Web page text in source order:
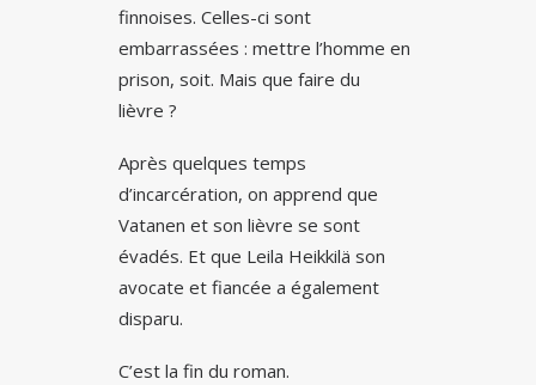
finnoises. Celles-ci sont
embarrassées : mettre l’homme en
prison, soit. Mais que faire du
lièvre ?
Après quelques temps
d’incarcération, on apprend que
Vatanen et son lièvre se sont
évadés. Et que Leila Heikkilä son
avocate et fiancée a également
disparu.
C’est la fin du roman.